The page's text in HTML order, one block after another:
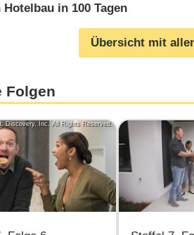
Hotelbau in 100 Tagen
Übersicht mit
Folgen
Discovery, Inc. All Rights Reserved.